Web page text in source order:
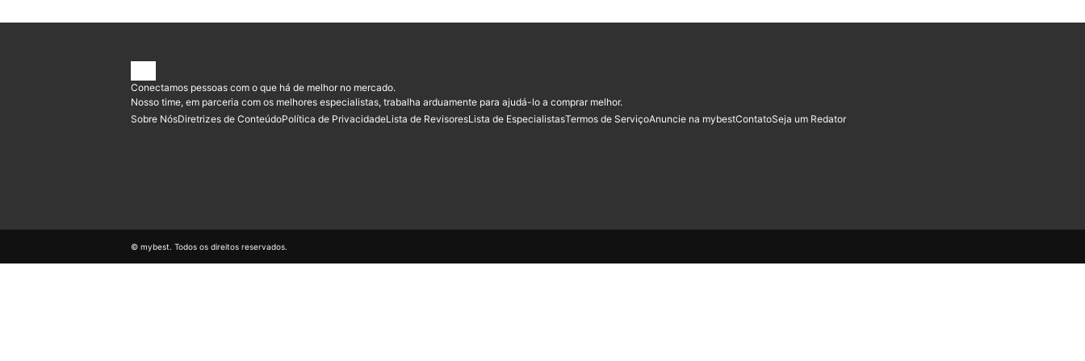
Conectamos pessoas com o que há de melhor no mercado.
Nosso time, em parceria com os melhores especialistas, trabalha arduamente para ajudá-lo a comprar melhor.
Sobre NósDiretrizes de ConteúdoPolítica de PrivacidadeLista de RevisoresLista de EspecialistasTermos de ServiçoAnuncie na mybestContatoSeja um Redator
© mybest. Todos os direitos reservados.